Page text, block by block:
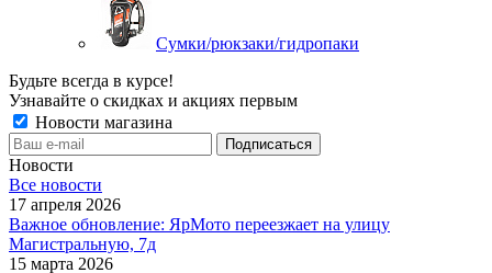
Сумки/рюкзаки/гидропаки
Будьте всегда в курсе!
Узнавайте о скидках и акциях первым
Новости магазина
Новости
Все новости
17 апреля 2026
Важное обновление: ЯрМото переезжает на улицу
Магистральную, 7д
15 марта 2026